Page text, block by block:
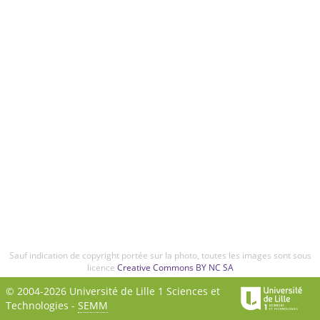
Sauf indication de copyright portée sur la photo, toutes les images sont sous
licence Creative Commons BY NC SA
© 2004-2026 Université de Lille 1 Sciences et
Technologies - SEMM